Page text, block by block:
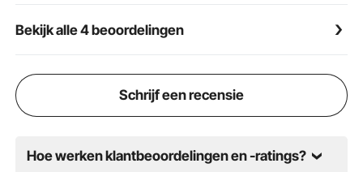
geleverd met een set reserveonderdelen. Het kan in
drankenmarkten, bars, kantoren, enz.
Bekijk alle 4 beoordelingen
Schrijf een recensie
Hoe werken klantbeoordelingen en -ratings?